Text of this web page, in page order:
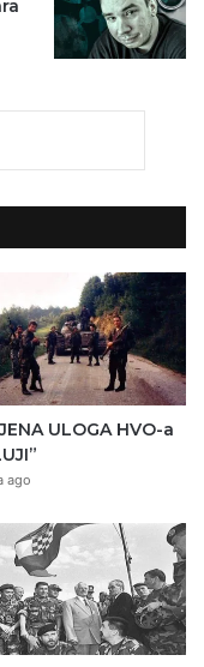
ULOGA HVO-a
ago